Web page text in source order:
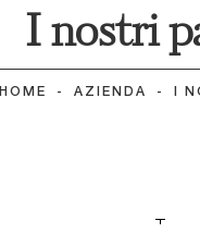
I nostri
HOME - AZIENDA - I